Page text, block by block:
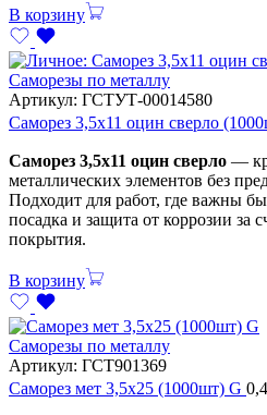
В корзину
Саморезы по металлу
Артикул: ГСТУТ-00014580
Саморез 3,5х11 оцин сверло
Саморез 3,5х11 оцин сверло —
металлических элементов без
Подходит для работ, где важны
посадка и защита от коррозии за
покрытия.
В корзину
Саморезы по металлу
Артикул: ГСТ901369
Саморез мет 3,5х25 (1000шт) G